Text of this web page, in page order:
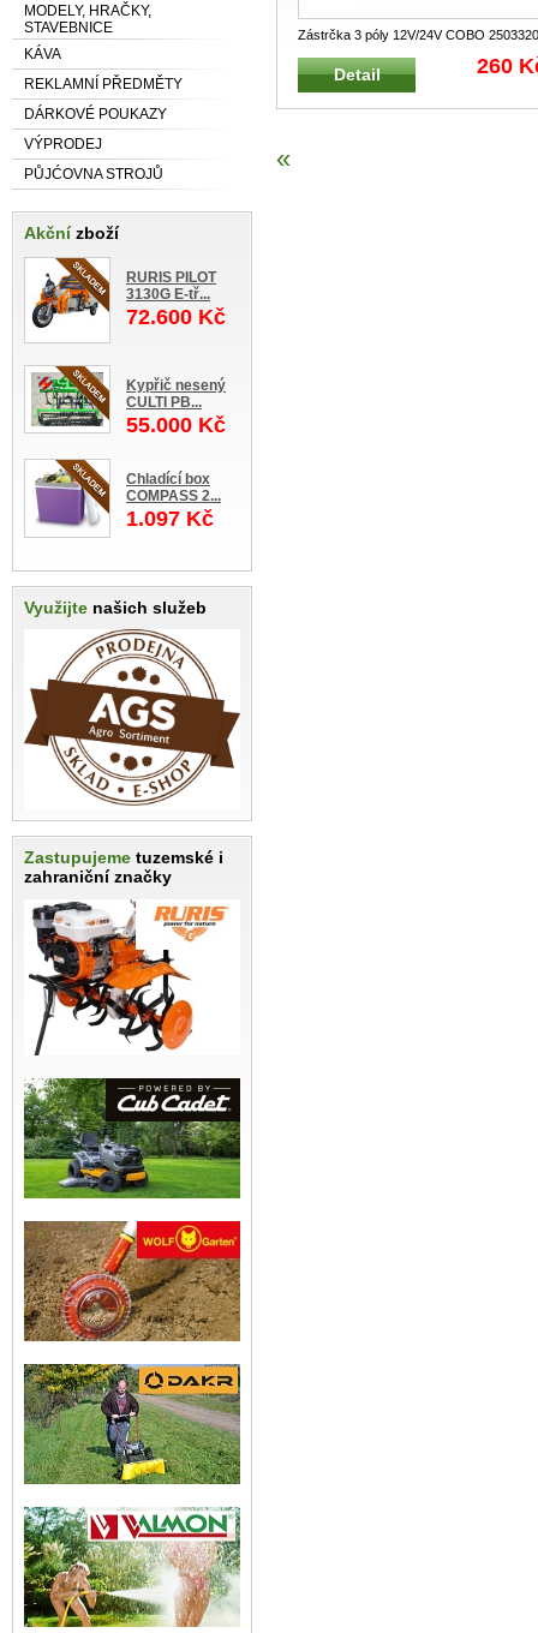
MODELY, HRAČKY,
STAVEBNICE
KÁVA
REKLAMNÍ PŘEDMĚTY
DÁRKOVÉ POUKAZY
VÝPRODEJ
PŮJĆOVNA STROJŮ
Akčnízboží
RURIS PILOT
3130G E-tř...
72.600 Kč
Kypřič nesený
CULTI PB...
55.000 Kč
Chladící box
COMPASS 2...
1.097 Kč
Využijte našich služeb
Zastupujeme tuzemské i
zahraniční značky
Zástrčka 3 póly 12V/24V COBO
Zástrčka pro elektroinstala
Detail 260
«